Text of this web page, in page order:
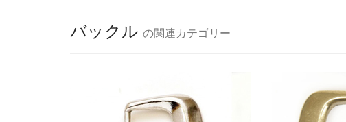
バックル の関連カテゴリー